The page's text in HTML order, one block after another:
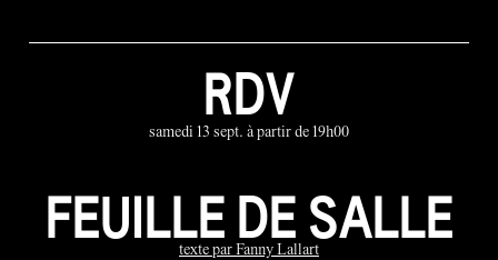
RDV
samedi 13 sept. à partir de 19h00
FEUILLE DE SALLE
texte par Fanny Lallart